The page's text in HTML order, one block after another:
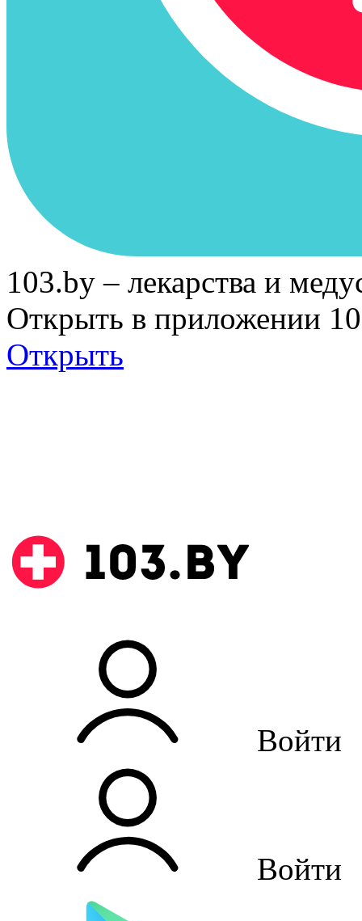
103.by – лекарства и
Открыть в приложении
Открыть
Войти
Войти